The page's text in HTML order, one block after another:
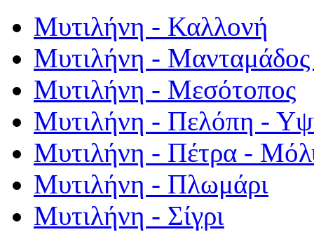
Μυτιλήνη - Καλλονή
Μυτιλήνη - Μανταμάδος
Μυτιλήνη - Μεσότοπος
Μυτιλήνη - Πελόπη -
Μυτιλήνη - Πέτρα -
Μυτιλήνη - Πλωμάρι
Μυτιλήνη - Σίγρι